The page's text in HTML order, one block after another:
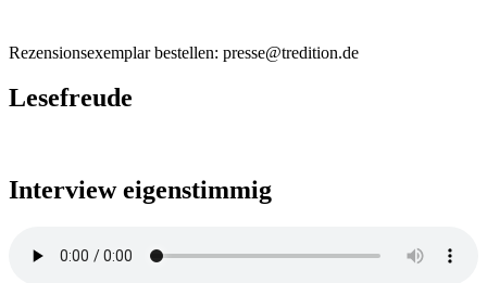
Rezensionsexemplar bestellen: presse@tredition.de
Lesefreude
Interview eigenstimmig